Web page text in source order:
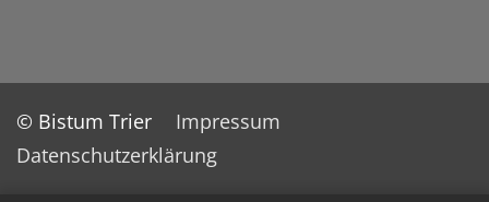
© Bistum Trier
Impressum
Datenschutzerklärung